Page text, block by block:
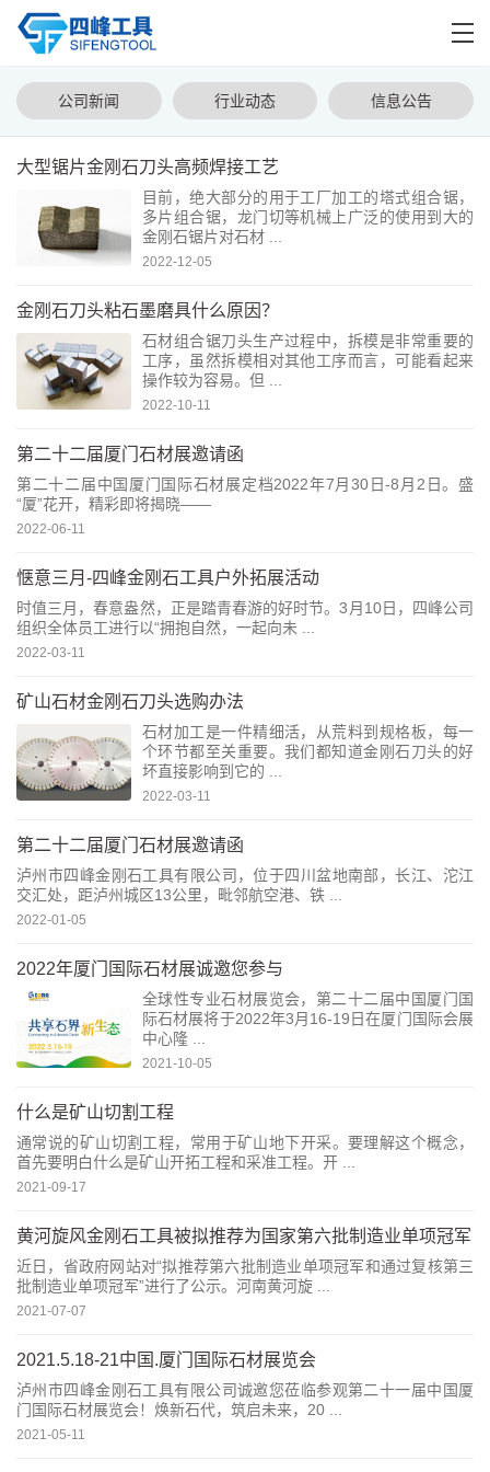
公司新闻 行业动态 信息公告
大型锯片金刚石刀头高频焊接工艺
目前，绝大部分的用于工厂加工的塔式组合锯，
多片组合锯，龙门切等机械上广泛的使用到大的
金刚石锯片对石材 ...
2022-12-05
金刚石刀头粘石墨磨具什么原因？
石材组合锯刀头生产过程中，拆模是非常重要的
工序，虽然拆模相对其他工序而言，可能看起来
操作较为容易。但 ...
2022-10-11
第二十二届厦门石材展邀请函
第二十二届中国厦门国际石材展定档2022年7月30日-8月2日。盛
“厦”花开，精彩即将揭晓——
2022-06-11
惬意三月-四峰金刚石工具户外拓展活动
时值三月，春意盎然，正是踏青春游的好时节。3月10日，四峰公司
组织全体员工进行以“拥抱自然，一起向未 ...
2022-03-11
矿山石材金刚石刀头选购办法
石材加工是一件精细活，从荒料到规格板，每一
个环节都至关重要。我们都知道金刚石刀头的好
坏直接影响到它的 ...
2022-03-11
第二十二届厦门石材展邀请函
泸州市四峰金刚石工具有限公司，位于四川盆地南部，长江、沱江
交汇处，距泸州城区13公里，毗邻航空港、铁 ...
2022-01-05
2022年厦门国际石材展诚邀您参与
全球性专业石材展览会，第二十二届中国厦门国
际石材展将于2022年3月16-19日在厦门国际会展
中心隆 ...
2021-10-05
什么是矿山切割工程
通常说的矿山切割工程，常用于矿山地下开采。要理解这个概念，
首先要明白什么是矿山开拓工程和采准工程。开 ...
2021-09-17
黄河旋风金刚石工具被拟推荐为国家第六批制造业单项冠军
近日，省政府网站对“拟推荐第六批制造业单项冠军和通过复核第三
批制造业单项冠军”进行了公示。河南黄河旋 ...
2021-07-07
2021.5.18-21中国.厦门国际石材展览会
泸州市四峰金刚石工具有限公司诚邀您莅临参观第二十一届中国厦
门国际石材展览会！焕新石代，筑启未来，20 ...
2021-05-11